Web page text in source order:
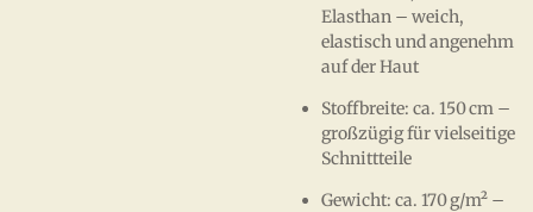
Elasthan – weich,
elastisch und angenehm
auf der Haut
Stoffbreite: ca. 150 cm –
großzügig für vielseitige
Schnittteile
Gewicht: ca. 170 g/m² –